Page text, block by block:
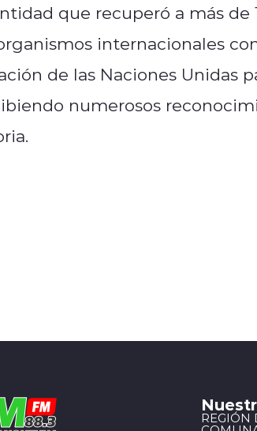
que recuperó a más
internacionales
de las Naciones Unidas
numerosos
REGIÓN